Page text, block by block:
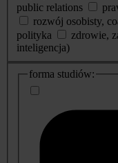
public relations
rozwój osobisty,
polityka
zdrowie,
inteligencja)
dodatkowe
informacje
forma studiów: